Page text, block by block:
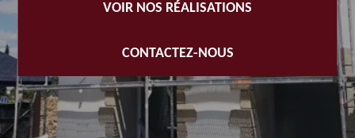
VOIR NOS RÉALISATIONS
CONTACTEZ-NOUS